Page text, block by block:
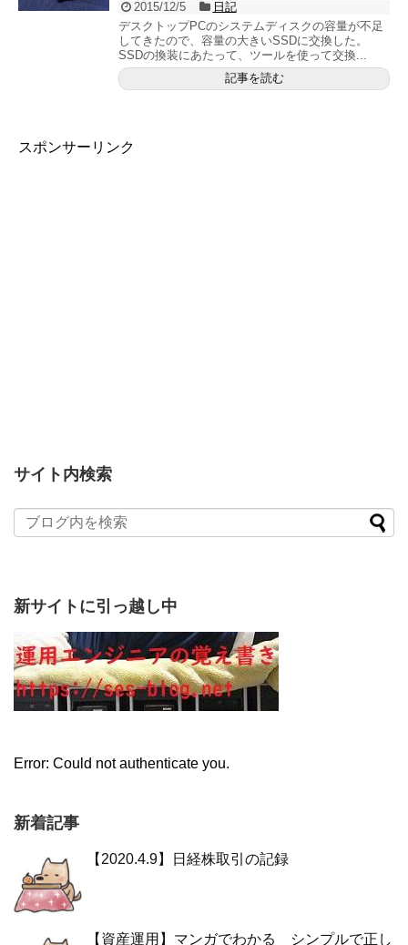
2015/12/5
日記
デスクトップPCのシステムディスクの容量が不足
してきたので、容量の大きいSSDに交換した。
SSDの換装にあたって、ツールを使って交換...
記事を読む
スポンサーリンク
サイト内検索
新サイトに引っ越し中
Error: Could not authenticate you.
新着記事
【2020.4.9】日経株取引の記録
【資産運用】マンガでわかる シンプルで正し